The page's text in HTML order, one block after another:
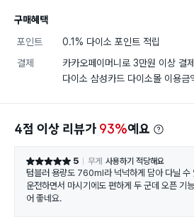
구매혜택
포인트
0.1% 다이소 포인트 적립
결제
카카오페이머니로 3만원 이상 결
다이소 삼성카드 다이소몰 이용금
4점 이상 리뷰가 93%예요
별점 5점 5 무게 사용하기 적당해요
텀블러 용량도 760ml라 넉넉하게 담아 다닐 수
운전하면서 마시기에도 편하게 두 군데 오픈 기
어 좋네요.